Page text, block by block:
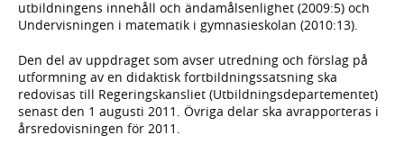
utbildningens innehåll och ändamålsenlighet (2009:5) och
Undervisningen i matematik i gymnasieskolan (2010:13).
Den del av uppdraget som avser utredning och förslag på
utformning av en didaktisk fortbildningssatsning ska
redovisas till Regeringskansliet (Utbildningsdepartementet)
senast den 1 augusti 2011. Övriga delar ska avrapporteras i
årsredovisningen för 2011.